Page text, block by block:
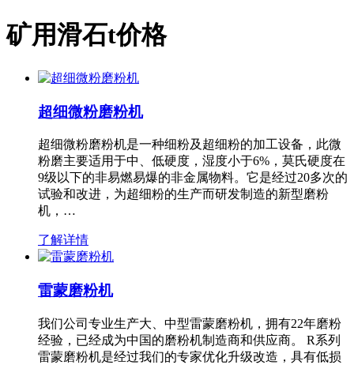
矿用滑石t价格
超细微粉磨粉机
超细微粉磨粉机是一种细粉及超细粉的加工设备，此微
粉磨主要适用于中、低硬度，湿度小于6%，莫氏硬度在
9级以下的非易燃易爆的非金属物料。它是经过20多次的
试验和改进，为超细粉的生产而研发制造的新型磨粉
机，…
了解详情
雷蒙磨粉机
我们公司专业生产大、中型雷蒙磨粉机，拥有22年磨粉
经验，已经成为中国的磨粉机制造商和供应商。 R系列
雷蒙磨粉机是经过我们的专家优化升级改造，具有低损